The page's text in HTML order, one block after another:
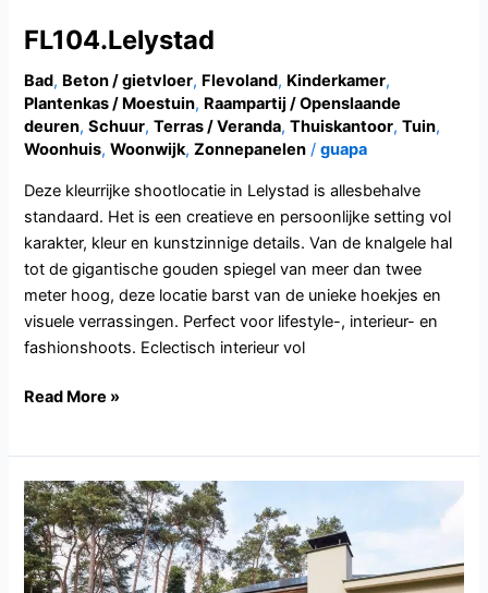
FL104.Lelystad
Bad, Beton / gietvloer, Flevoland, Kinderkamer,
Plantenkas / Moestuin, Raampartij / Openslaande
deuren,Schuur,Terras / Veranda,Thuiskantoor,Tuin,
Woonhuis,Woonwijk,Zonnepanelen /guapa
Deze kleurrijke shootlocatie in Lelystad is allesbehalve
standaard. Het is een creatieve en persoonlijke setting vol
karakter, kleur en kunstzinnige details. Van de knalgele hal
tot de gigantische gouden spiegel van meer dan twee
meter hoog, deze locatie barst van de unieke hoekjes en
visuele verrassingen. Perfect voor lifestyle-, interieur- en
fashionshoots. Eclectisch interieur vol
Read More »
BE-
AN103.Turnhout